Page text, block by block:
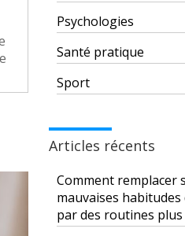
Psychologies
Santé pratique
Sport
Articles récents
Comment remplacer
mauvaises
par des routines plus